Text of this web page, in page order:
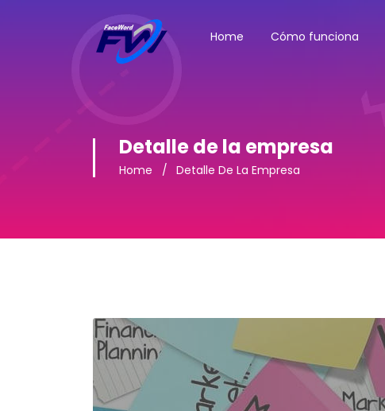
Home Cómo funciona
Detalle de la empresa
Home Detalle De La Empresa